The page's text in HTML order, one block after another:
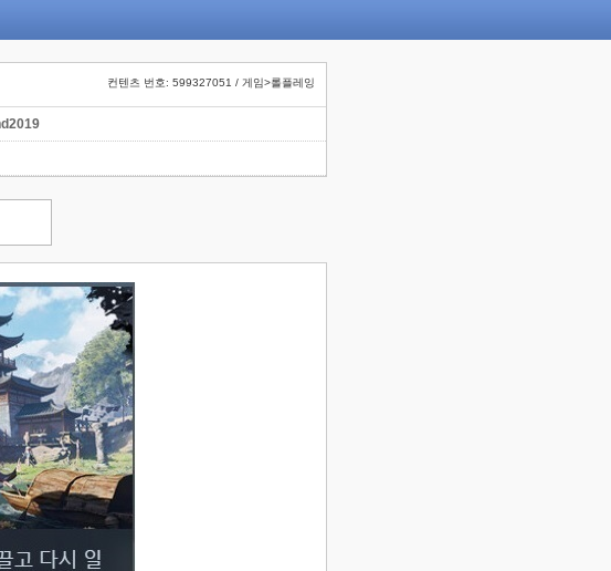
컨텐츠 번호: 599327051 / 게임>롤플레잉